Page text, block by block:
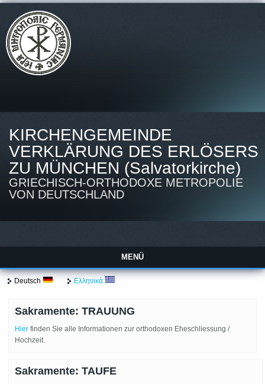
KIRCHENGEMEINDE
VERKLÄRUNG DES ERLÖSERS
ZU MÜNCHEN (Salvatorkirche)
GRIECHISCH-ORTHODOXE METROPOLIE
VON DEUTSCHLAND
MENÜ
Deutsch Ελληνικά
Sakramente: TRAUUNG
Hier finden Sie alle Informationen zur orthodoxen Eheschliessung /
Hochzeit.
Sakramente: TAUFE